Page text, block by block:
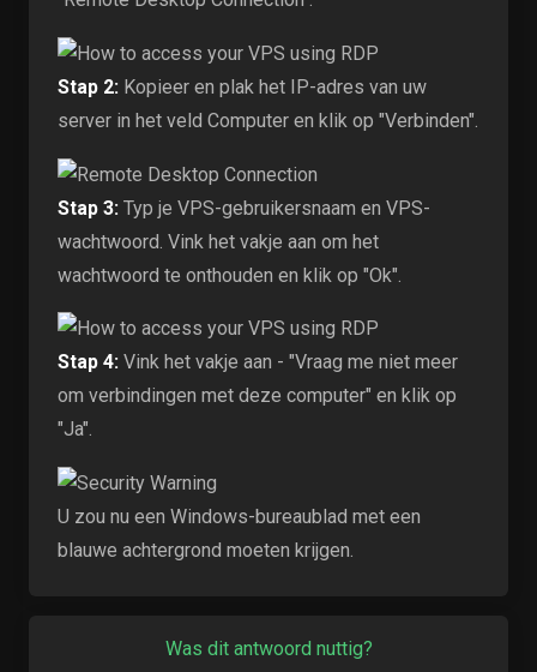
Stap 2: Kopieer en plak het IP-adres van uw
server in het veld Computer en klik op "Verbinden".
Stap 3: Typ je VPS-gebruikersnaam en VPS-
wachtwoord. Vink het vakje aan om het
wachtwoord te onthouden en klik op "Ok".
Stap 4: Vink het vakje aan - "Vraag me niet meer
om verbindingen met deze computer" en klik op
"Ja".
U zou nu een Windows-bureaublad met een
blauwe achtergrond moeten krijgen.
Was dit antwoord nuttig?